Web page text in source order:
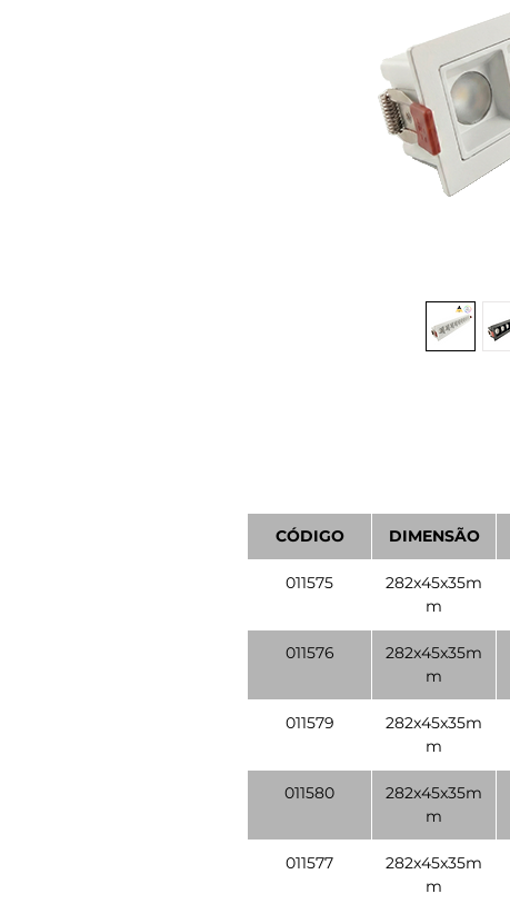
CÓDIGO DIMENSÃO
011575
282x45x35m
m
011576
282x45x35m
m
011579
282x45x35m
m
011580
282x45x35m
m
011577
282x45x35m
m